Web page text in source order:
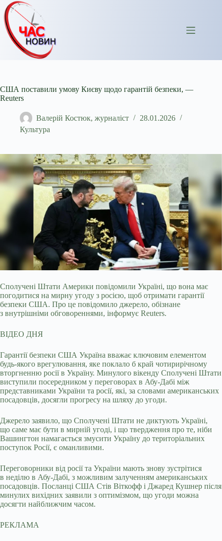
Перейти
до
вмісту
США поставили умову Києву щодо гарантій безпеки, —
Reuters
Валерій Костюк, журналіст
28.01.2026
Культура
Сполучені Штати Америки повідомили Україні, що вона має
погодитися на мирну угоду з росією, щоб отримати гарантії
безпеки США. Про це повідомило джерело, обізнане
з внутрішніми обговореннями, інформує Reuters.
ВІДЕО ДНЯ
Гарантії безпеки США Україна вважає ключовим елементом
будь-якого врегулювання, яке поклало б край чотирирічному
вторгненню росії в Україну. Минулого вікенду Сполучені Штати
виступили посередником у переговорах в Абу-Дабі між
представниками України та росії, які, за словами американських
посадовців, досягли прогресу на шляху до угоди.
Джерело заявило, що Сполучені Штати не диктують Україні,
що саме має бути в мирній угоді, і що твердження про те, ніби
Вашингтон намагається змусити Україну до територіальних
поступок Росії, є оманливими.
Переговорники від росії та України мають знову зустрітися
в неділю в Абу-Дабі, з можливим залученням американських
посадовців. Посланці США Стів Віткофф і Джаред Кушнер після
минулих вихідних заявили з оптимізмом, що угоди можна
досягти найближчим часом.
РЕКЛАМА